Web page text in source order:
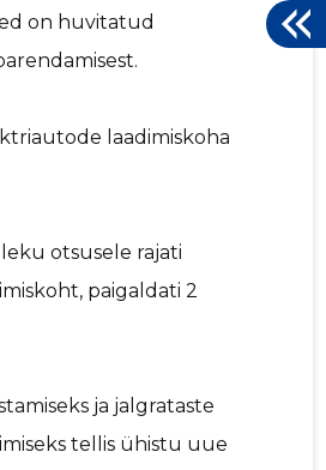
on huvitatud
laadimiskoha
otsusele rajati
paigaldati 2
ja jalgrataste
tellis ühistu uue